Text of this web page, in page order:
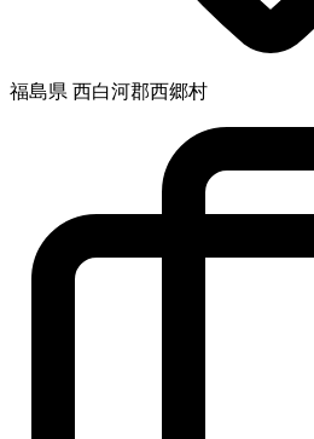
福島県 西白河郡西郷村